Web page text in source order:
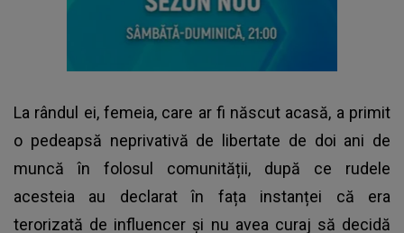
La rândul ei, femeia, care ar fi născut acasă, a primit
o pedeapsă neprivativă de libertate de doi ani de
muncă în folosul comunității, după ce rudele
acesteia au declarat în fața instanței că era
terorizată de influencer și nu avea curaj să decidă